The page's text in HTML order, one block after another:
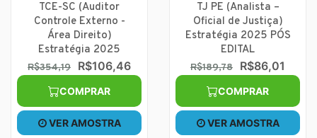
TCE-SC (Auditor
Controle Externo -
Área Direito)
Estratégia 2025
R$354,19 R$106,46
COMPRAR
VER AMOSTRA
TJ PE (Analista –
Oficial de Justiça)
Estratégia 2025 PÓS
EDITAL
R$189,78 R$86,01
COMPRAR
VER AMOSTRA